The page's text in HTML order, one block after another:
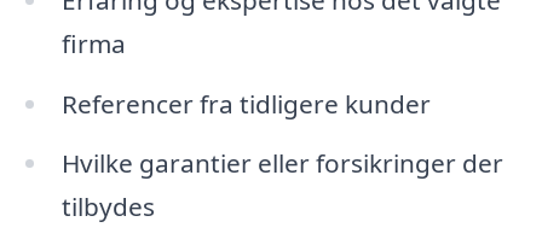
firma
Referencer fra tidligere kunder
Hvilke garantier eller forsikringer der
tilbydes